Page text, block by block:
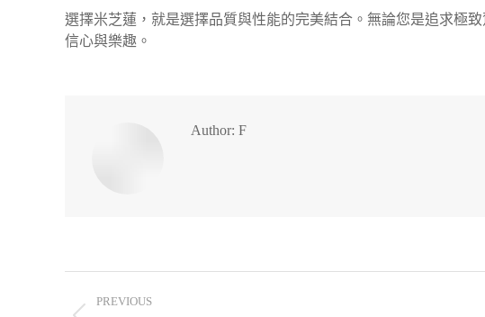
選擇米芝蓮，就是選擇品質與性能的完美結合。無論您是追求極
信心與樂趣。
Author: F
PREVIOUS